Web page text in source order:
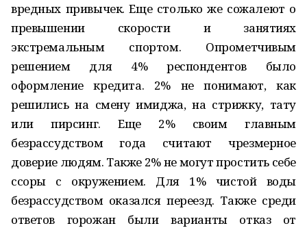
вредных привычек. Еще столько же сожалеют о
превышении скорости и занятиях
экстремальным спортом. Опрометчивым
решением для 4% респондентов было
оформление кредита. 2% не понимают, как
решились на смену имиджа, на стрижку, тату
или пирсинг. Еще 2% своим главным
безрассудством года считают чрезмерное
доверие людям. Также 2% не могут простить себе
ссоры с окружением. Для 1% чистой воды
безрассудством оказался переезд. Также среди
ответов горожан были варианты отказ от